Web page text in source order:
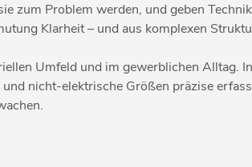
zum Problem werden, und geben
Klarheit – und aus komplexen
Umfeld und im gewerblichen Alltag.
nicht-elektrische Größen präzise